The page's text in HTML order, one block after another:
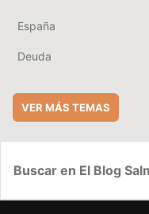
España
Deuda
VER MÁS TEMAS